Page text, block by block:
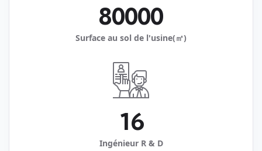
80000
Surface au sol de l'usine(㎡)
16
Ingénieur R & D